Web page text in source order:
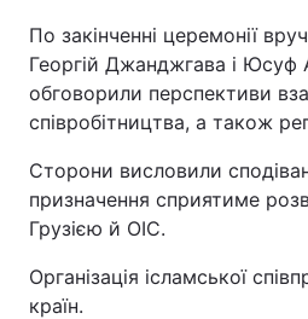
Зброя
Здоров'я
Цікавинки
Відео з Youtube
Інтерв'ю
По закінченні церемонії
Георгій Джанджгава і Юсуф
обговорили перспективи
співробітництва, а також
Сторони висловили
призначення сприятиме
Грузією й ОІС.
Організація ісламської
країн.